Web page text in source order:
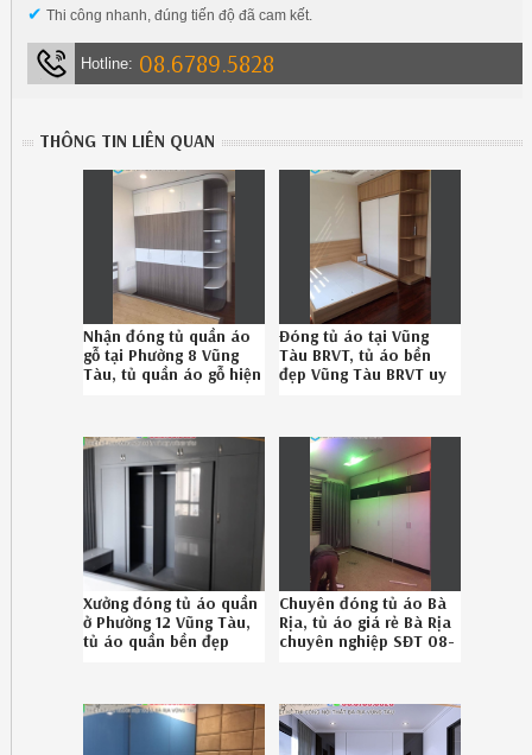
✔ Thi công nhanh, đúng tiến độ đã cam kết.
Hotline: 08.6789.5828
THÔNG TIN LIÊN QUAN
Nhận đóng tủ quần áo
gỗ tại Phường 8 Vũng
Tàu, tủ quần áo gỗ hiện
Đóng tủ áo tại Vũng
Tàu BRVT, tủ áo bền
đẹp Vũng Tàu BRVT uy
Xưởng đóng tủ áo quần
ở Phường 12 Vũng Tàu,
tủ áo quần bền đẹp
Chuyên đóng tủ áo Bà
Rịa, tủ áo giá rẻ Bà Rịa
chuyên nghiệp SĐT 08-